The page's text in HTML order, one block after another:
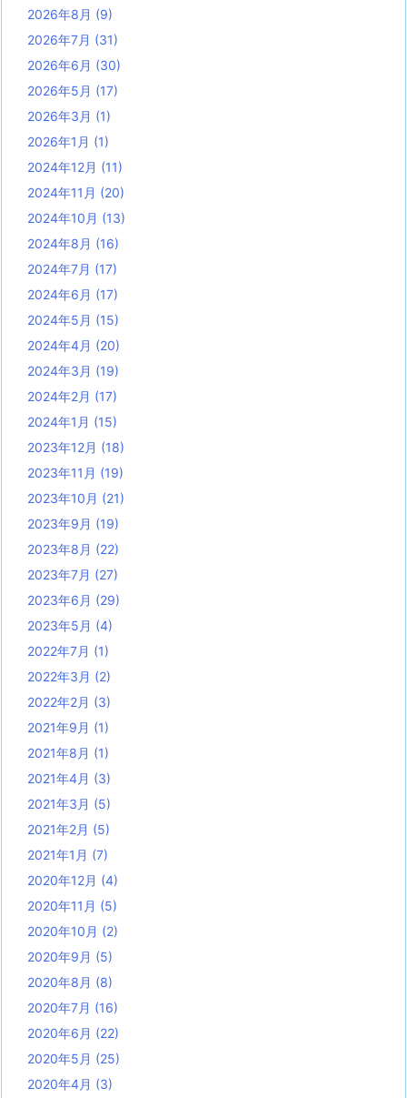
2026年8月 (9)
2026年7月 (31)
2026年6月 (30)
2026年5月 (17)
2026年3月 (1)
2026年1月 (1)
2024年12月 (11)
2024年11月 (20)
2024年10月 (13)
2024年8月 (16)
2024年7月 (17)
2024年6月 (17)
2024年5月 (15)
2024年4月 (20)
2024年3月 (19)
2024年2月 (17)
2024年1月 (15)
2023年12月 (18)
2023年11月 (19)
2023年10月 (21)
2023年9月 (19)
2023年8月 (22)
2023年7月 (27)
2023年6月 (29)
2023年5月 (4)
2022年7月 (1)
2022年3月 (2)
2022年2月 (3)
2021年9月 (1)
2021年8月 (1)
2021年4月 (3)
2021年3月 (5)
2021年2月 (5)
2021年1月 (7)
2020年12月 (4)
2020年11月 (5)
2020年10月 (2)
2020年9月 (5)
2020年8月 (8)
2020年7月 (16)
2020年6月 (22)
2020年5月 (25)
2020年4月 (3)